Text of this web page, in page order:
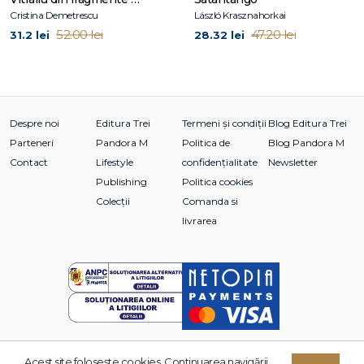
După ce am găsit fericirea, Înainte de noi), precum și cele
două romane grafice După ce ne-am întâlnit. Nesfârșita
lumină a prafului de stele este al treilea volum din seria
lună.
Cristina Demetrescu
31.2 lei 52.00 lei
László Krasznahorkai
28.32 lei 47.20 lei
Despre noi
Parteneri
Contact
Editura Trei
Pandora M
Lifestyle
Publishing
Colecții
Termeni și condiții
Politica de
confidențialitate
Politica cookies
Comanda si
livrarea
Blog Editura Trei
Blog Pandora M
Newsletter
Acest site foloseşte cookies. Continuarea navigării